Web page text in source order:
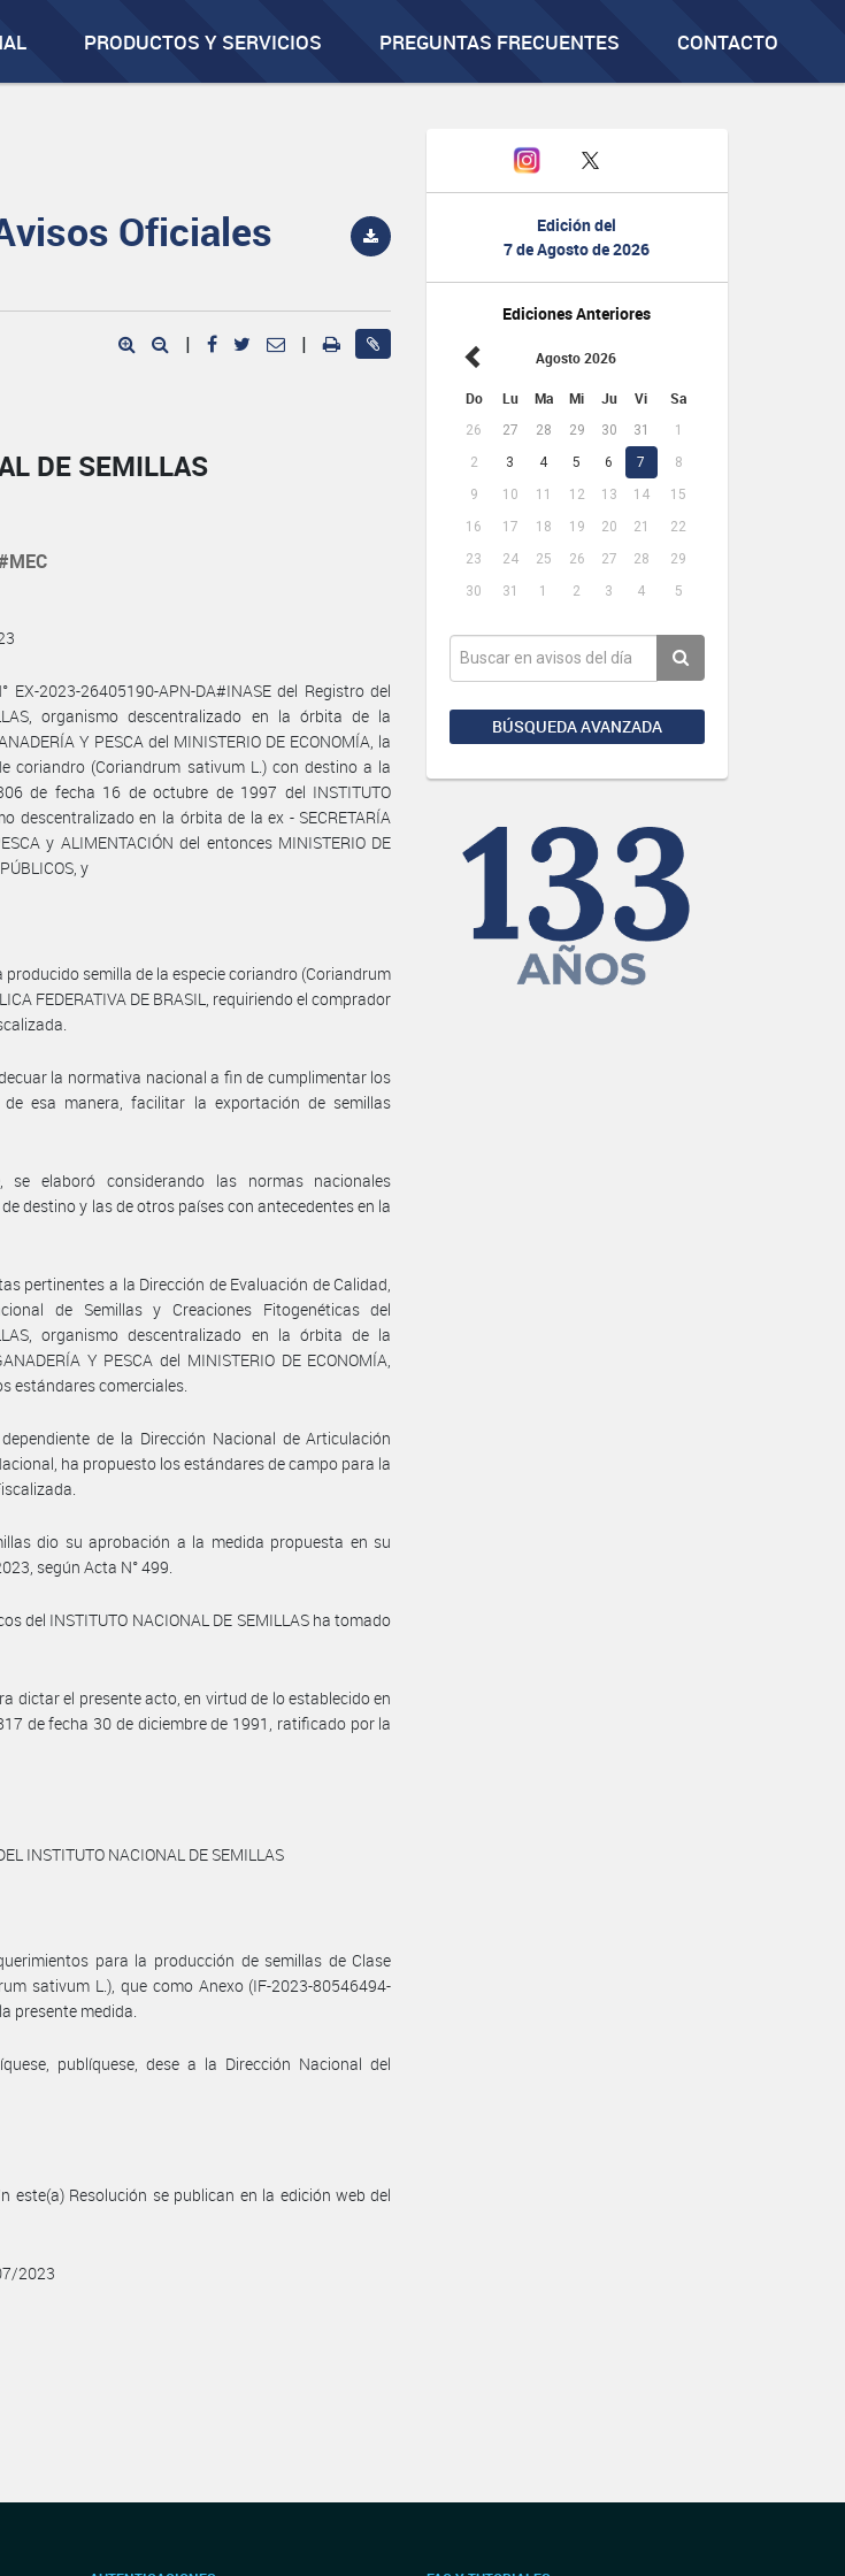
PRODUCTOS Y SERVICIOS PREGUNTAS FRECUENTES CONTACTO
Edición del
7 de Agosto de 2026
Ediciones Anteriores
Agosto 2026
Do Lu Ma Mi Ju Vi Sa
26 27 28 29 30 31
1
2
3 4 5 6 7
8
9
10 11 12 13 14
15
16
17 18 19 20 21
22
23
24 25 26 27 28
29
30
31 1 2 3 4 5
BÚSQUEDA AVANZADA
Oficiales
| |
DE SEMILLAS
EX-2023-26405190-APN-DA#INASE del Registro del
organismo descentralizado en la órbita de la
Y PESCA del MINISTERIO DE ECONOMÍA, la
coriandro (Coriandrum sativum L.) con destino a la
de fecha 16 de octubre de 1997 del INSTITUTO
descentralizado en la órbita de la ex - SECRETARÍA
y ALIMENTACIÓN del entonces MINISTERIO DE
y
semilla de la especie coriandro (Coriandrum
FEDERATIVA DE BRASIL, requiriendo el comprador
la normativa nacional a fin de cumplimentar los
esa manera, facilitar la exportación de semillas
elaboró considerando las normas nacionales
destino y las de otros países con antecedentes en la
pertinentes a la Dirección de Evaluación de Calidad,
de Semillas y Creaciones Fitogenéticas del
organismo descentralizado en la órbita de la
Y PESCA del MINISTERIO DE ECONOMÍA,
estándares comerciales.
de la Dirección Nacional de Articulación
ha propuesto los estándares de campo para la
dio su aprobación a la medida propuesta en su
según Acta N° 499.
del INSTITUTO NACIONAL DE SEMILLAS ha tomado
dictar el presente acto, en virtud de lo establecido en
de fecha 30 de diciembre de 1991, ratificado por la
INSTITUTO NACIONAL DE SEMILLAS
para la producción de semillas de Clase
sativum L.), que como Anexo (IF-2023-80546494-
presente medida.
publíquese, dese a la Dirección Nacional del
este(a) Resolución se publican en la edición web del
2023